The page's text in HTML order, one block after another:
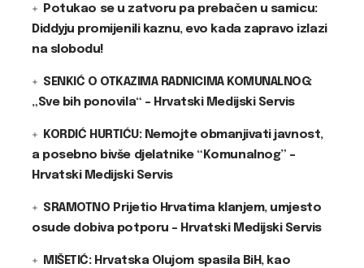
Potukao se u zatvoru pa prebačen u samicu:
Diddyju promijenili kaznu, evo kada zapravo izlazi
na slobodu!
SENKIĆ O OTKAZIMA RADNICIMA KOMUNALNOG:
„Sve bih ponovila“ – Hrvatski Medijski Servis
KORDIĆ HURTIĆU: Nemojte obmanjivati javnost,
a posebno bivše djelatnike “Komunalnog” –
Hrvatski Medijski Servis
SRAMOTNO Prijetio Hrvatima klanjem, umjesto
osude dobiva potporu – Hrvatski Medijski Servis
MIŠETIĆ: Hrvatska Olujom spasila BiH, kao